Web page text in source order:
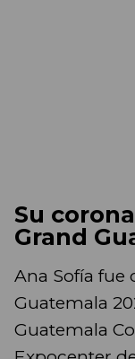
Su
Grand
Ana Sofía fue
Guatemala
Guatemala